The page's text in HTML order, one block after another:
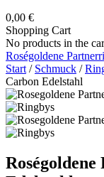
0,00 €
Shopping Cart
No products in the
Roségoldene
Start / Schmuck /
Carbon Edelstahl